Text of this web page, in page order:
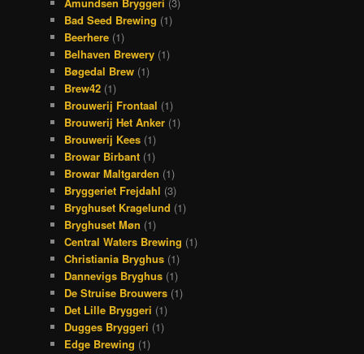
Bad Seed Brewing (1)
Beerhere (1)
Belhaven Brewery (1)
Bøgedal Brew (1)
Brew42 (1)
Brouwerij Frontaal (1)
Brouwerij Het Anker (1)
Brouwerij Kees (1)
Browar Birbant (1)
Browar Maltgarden (1)
Bryggeriet Frejdahl (3)
Bryghuset Kragelund (1)
Bryghuset Møn (1)
Central Waters Brewing (1)
Christiania Bryghus (1)
Dannevigs Bryghus (1)
De Struise Brouwers (1)
Det Lille Bryggeri (1)
Dugges Bryggeri (1)
Edge Brewing (1)